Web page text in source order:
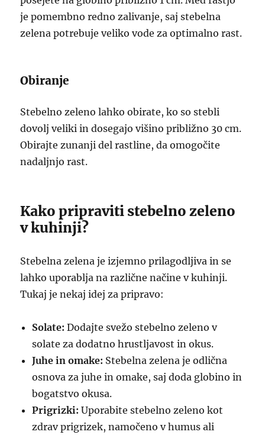
je pomembno redno zalivanje, saj stebelna
zelena potrebuje veliko vode za optimalno rast.
Obiranje
Stebelno zeleno lahko obirate, ko so stebli
dovolj veliki in dosegajo višino približno 30 cm.
Obirajte zunanji del rastline, da omogočite
nadaljnjo rast.
Kako pripraviti stebelno zeleno
v kuhinji?
Stebelna zelena je izjemno prilagodljiva in se
lahko uporablja na različne načine v kuhinji.
Tukaj je nekaj idej za pripravo:
Solate: Dodajte svežo stebelno zeleno v
solate za dodatno hrustljavost in okus.
Juhe in omake: Stebelna zelena je odlična
osnova za juhe in omake, saj doda globino in
bogatstvo okusa.
Prigrizki: Uporabite stebelno zeleno kot
zdrav prigrizek, namočeno v humus ali